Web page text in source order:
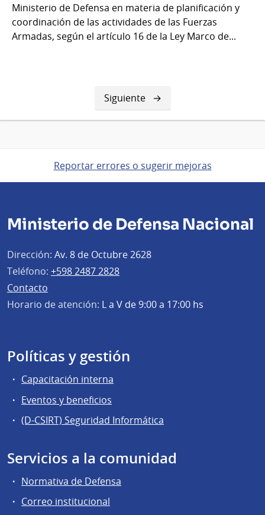
Ministerio de Defensa en materia de planificación y
coordinación de las actividades de las Fuerzas
Armadas, según el artículo 16 de la Ley Marco de...
Siguiente
página
Siguiente
Reportar errores o sugerir mejoras
Ministerio de Defensa Nacional
Dirección: Av. 8 de Octubre 2628
Teléfono: +598 2487 2828
Contacto
Horario de atención: L a V de 9:00 a 17:00 hs
Políticas y gestión
Capacitación interna
Eventos y beneficios
(D-CSIRT) Seguridad Informática
Servicios a la comunidad
Normativa de Defensa
Correo institucional